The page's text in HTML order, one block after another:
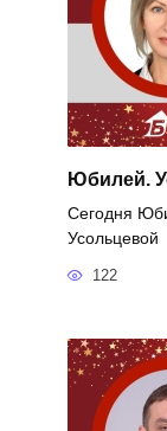
Юбилей.
Сегодня
Усольцевой
122